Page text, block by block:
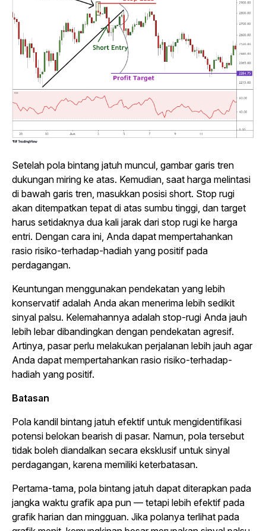
Setelah pola bintang jatuh muncul, gambar garis tren
dukungan miring ke atas. Kemudian, saat harga melintasi
di bawah garis tren, masukkan posisi short. Stop rugi
akan ditempatkan tepat di atas sumbu tinggi, dan target
harus setidaknya dua kali jarak dari stop rugi ke harga
entri. Dengan cara ini, Anda dapat mempertahankan
rasio risiko-terhadap-hadiah yang positif pada
perdagangan.
Keuntungan menggunakan pendekatan yang lebih
konservatif adalah Anda akan menerima lebih sedikit
sinyal palsu. Kelemahannya adalah stop-rugi Anda jauh
lebih lebar dibandingkan dengan pendekatan agresif.
Artinya, pasar perlu melakukan perjalanan lebih jauh agar
Anda dapat mempertahankan rasio risiko-terhadap-
hadiah yang positif.
Batasan
Pola kandil bintang jatuh efektif untuk mengidentifikasi
potensi belokan bearish di pasar. Namun, pola tersebut
tidak boleh diandalkan secara eksklusif untuk sinyal
perdagangan, karena memiliki keterbatasan.
Pertama-tama, pola bintang jatuh dapat diterapkan pada
jangka waktu grafik apa pun — tetapi lebih efektif pada
grafik harian dan mingguan. Jika polanya terlihat pada